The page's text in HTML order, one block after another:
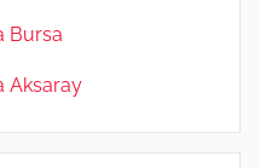
Bursa
Aksaray